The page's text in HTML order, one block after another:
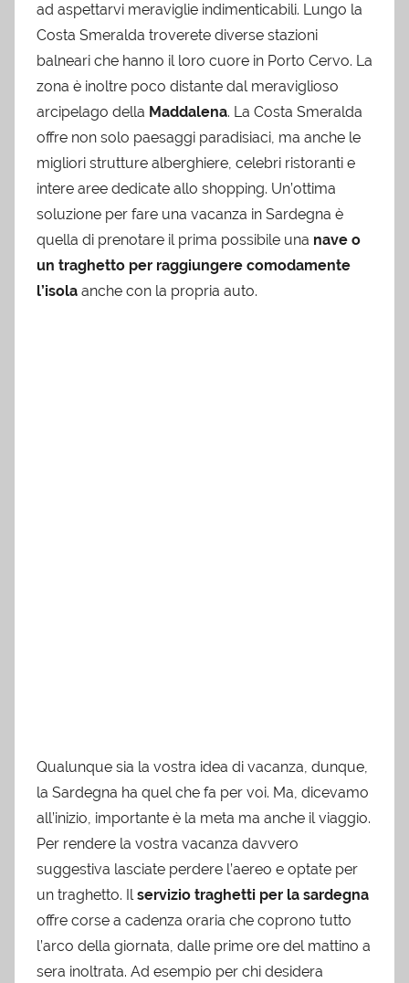
ad aspettarvi meraviglie indimenticabili. Lungo la
Costa Smeralda troverete diverse stazioni
balneari che hanno il loro cuore in Porto Cervo. La
zona è inoltre poco distante dal meraviglioso
arcipelago della Maddalena. La Costa Smeralda
offre non solo paesaggi paradisiaci, ma anche le
migliori strutture alberghiere, celebri ristoranti e
intere aree dedicate allo shopping. Un’ottima
soluzione per fare una vacanza in Sardegna è
quella di prenotare il prima possibile una nave o
un traghetto per raggiungere comodamente
l’isola anche con la propria auto.
Qualunque sia la vostra idea di vacanza, dunque,
la Sardegna ha quel che fa per voi. Ma, dicevamo
all’inizio, importante è la meta ma anche il viaggio.
Per rendere la vostra vacanza davvero
suggestiva lasciate perdere l’aereo e optate per
un traghetto. Ilservizio traghetti per la sardegna
offre corse a cadenza oraria che coprono tutto
l’arco della giornata, dalle prime ore del mattino a
sera inoltrata. Ad esempio per chi desidera